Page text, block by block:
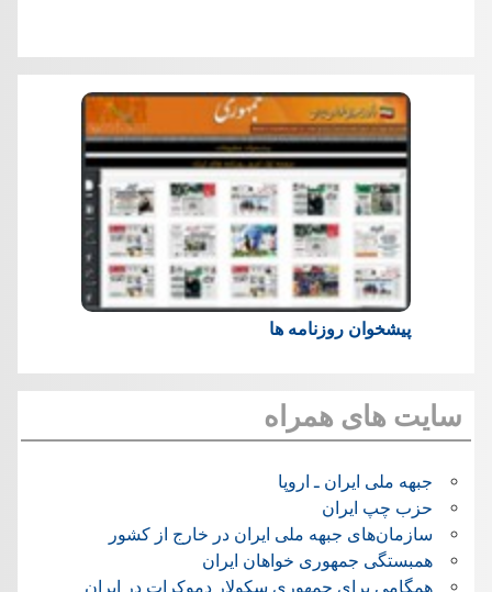
پیشخوان روزنامه ها
سایت های همراه
جبهه ملی ایران ـ اروپا
حزب چپ ایران
سازمان‌های جبهه ملی ایران در خارج از کشور
همبستگی جمهوری خواهان ایران
همگامی برای جمهوری سکولار دموکرات در ایران